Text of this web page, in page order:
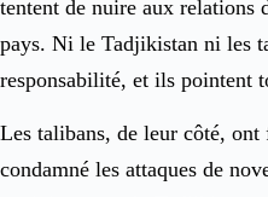
tentent de nuire aux relations
pays. Ni le Tadjikistan ni les
responsabilité, et ils pointent
Les talibans, de leur côté,
condamné les attaques de